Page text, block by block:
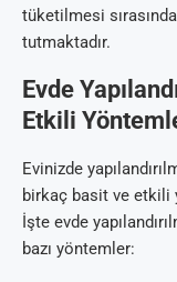
tüketilmesi
tutmaktadır.
Evde
Etkili
Evinizde
birkaç basit ve etkili
İşte evde
bazı yöntemler: